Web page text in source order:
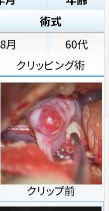
術式
月
60代
クリッピング術
クリップ前